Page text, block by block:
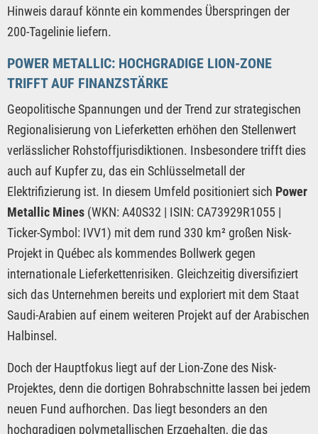
Hinweis darauf könnte ein kommendes Überspringen der
200-Tagelinie liefern.
POWER METALLIC: HOCHGRADIGE LION-ZONE
TRIFFT AUF FINANZSTÄRKE
Geopolitische Spannungen und der Trend zur strategischen
Regionalisierung von Lieferketten erhöhen den Stellenwert
verlässlicher Rohstoffjurisdiktionen. Insbesondere trifft dies
auch auf Kupfer zu, das ein Schlüsselmetall der
Elektrifizierung ist. In diesem Umfeld positioniert sich Power
Metallic Mines (WKN: A40S32 | ISIN: CA73929R1055 |
Ticker-Symbol: IVV1) mit dem rund 330 km² großen Nisk-
Projekt in Québec als kommendes Bollwerk gegen
internationale Lieferkettenrisiken. Gleichzeitig diversifiziert
sich das Unternehmen bereits und exploriert mit dem Staat
Saudi-Arabien auf einem weiteren Projekt auf der Arabischen
Halbinsel.
Doch der Hauptfokus liegt auf der Lion-Zone des Nisk-
Projektes, denn die dortigen Bohrabschnitte lassen bei jedem
neuen Fund aufhorchen. Das liegt besonders an den
hochgradigen polymetallischen Erzgehalten, die das